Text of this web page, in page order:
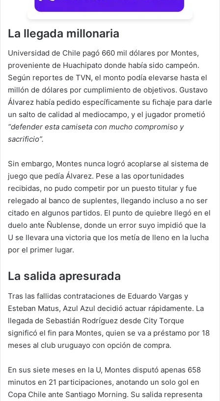
La llegada millonaria
Universidad de Chile pagó 660 mil dólares por Montes,
proveniente de Huachipato donde había sido campeón.
Según reportes de TVN, el monto podía elevarse hasta el
millón de dólares por cumplimiento de objetivos. Gustavo
Álvarez había pedido específicamente su fichaje para darle
un salto de calidad al mediocampo, y el jugador prometió
“defender esta camiseta con mucho compromiso y
sacrificio”.
Sin embargo, Montes nunca logró acoplarse al sistema de
juego que pedía Álvarez. Pese a las oportunidades
recibidas, no pudo competir por un puesto titular y fue
relegado al banco de suplentes, llegando incluso a no ser
citado en algunos partidos. El punto de quiebre llegó en el
duelo ante Ñublense, donde un error suyo impidió que la
U se llevara una victoria que los metía de lleno en la lucha
por el primer lugar.
La salida apresurada
Tras las fallidas contrataciones de Eduardo Vargas y
Esteban Matus, Azul Azul decidió actuar rápidamente. La
llegada de Sebastián Rodríguez desde City Torque
significó el fin para Montes, quien se va a préstamo por 18
meses al club uruguayo con opción de compra.
En sus siete meses en la U, Montes disputó apenas 658
minutos en 21 participaciones, anotando un solo gol en
Copa Chile ante Santiago Morning. Su salida representa